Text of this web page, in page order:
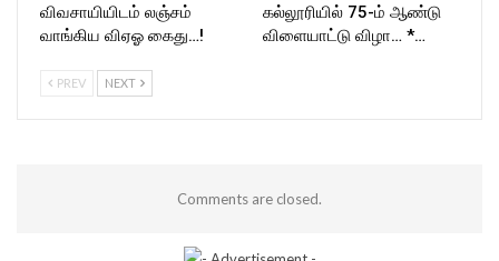
விவசாயியிடம் லஞ்சம்
வாங்கிய விஏஓ கைது…!
கல்லூரியில் 75-ம் ஆண்டு
விளையாட்டு விழா… *…
PREV NEXT
Comments are closed.